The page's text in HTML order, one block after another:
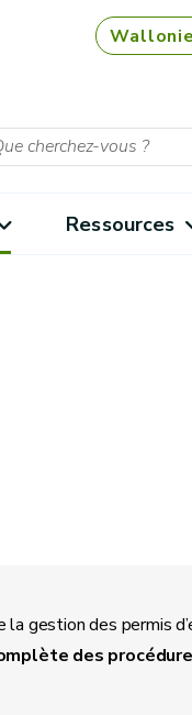
Ressources
gestion des permis
des